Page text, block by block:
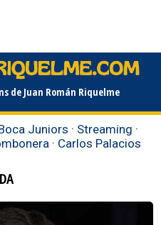
de Juan Román Riquelme
Juniors · Streaming ·
· Carlos Palacios